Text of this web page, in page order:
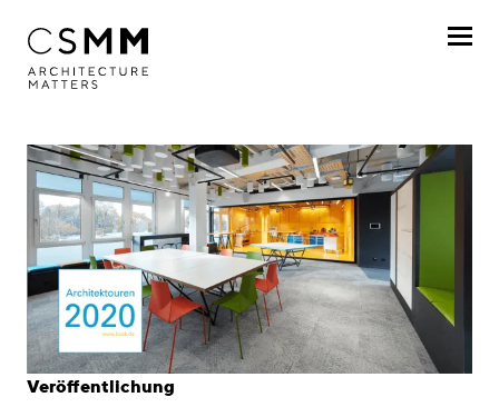
Profil
Leistungen
Projekte
Journal
Awards
Veröffentlichung